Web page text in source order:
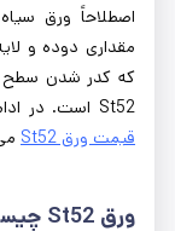
اصطلاحاً ورق
مقداری دوده و
که کدر شدن سطح
St52 است. در ادامه به بررسی مشخصات فنی، مزایا، کاربردها و
قیمت ورق St52
ورق St52 چیست؟